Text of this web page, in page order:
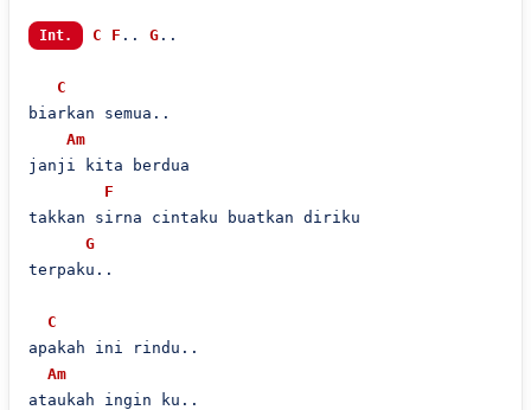
Int. C F .. G..
C
biarkan semua..
Am
janji kita berdua
F
takkan sirna cintaku buatkan diriku
G
terpaku..
C
apakah ini rindu..
Am
ataukah ingin ku..